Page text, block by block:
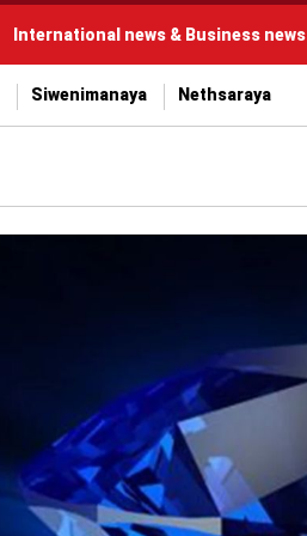
International news & Business news
Siwenimanaya Nethsaraya